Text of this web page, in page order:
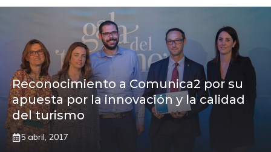
Reconocimiento a Comunica2 por su
apuesta por la innovación y la calidad
del turismo
5 abril, 2017